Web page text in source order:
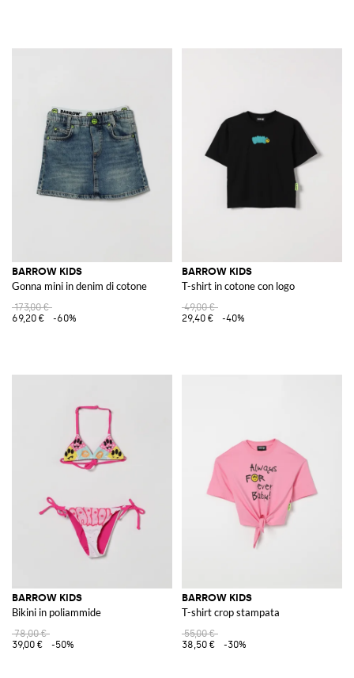
BARROW KIDS
Gonna mini in denim di cotone
173,00 €
69,20 €
-60%
BARROW KIDS
T-shirt in cotone con logo
49,00 €
29,40 €
-40%
BARROW KIDS
Bikini in poliammide
78,00 €
39,00 €
-50%
BARROW KIDS
T-shirt crop stampata
55,00 €
38,50 €
-30%